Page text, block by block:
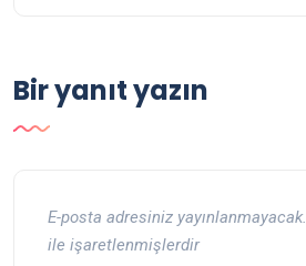
Bir yanıt yazın
E-posta adresiniz yayınlanmayacak.
ile işaretlenmişlerdir